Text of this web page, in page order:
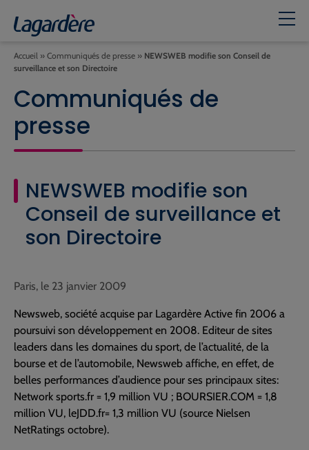
Accueil » Communiqués de presse » NEWSWEB modifie son Conseil de
surveillance et son Directoire
Communiqués de
presse
NEWSWEB modifie son
Conseil de surveillance et
son Directoire
Paris, le 23 janvier 2009
Newsweb, société acquise par Lagardère Active fin 2006 a
poursuivi son développement en 2008. Editeur de sites
leaders dans les domaines du sport, de l’actualité, de la
bourse et de l’automobile, Newsweb affiche, en effet, de
belles performances d’audience pour ses principaux sites:
Network sports.fr = 1,9 million VU ; BOURSIER.COM = 1,8
million VU, leJDD.fr= 1,3 million VU (source Nielsen
NetRatings octobre).